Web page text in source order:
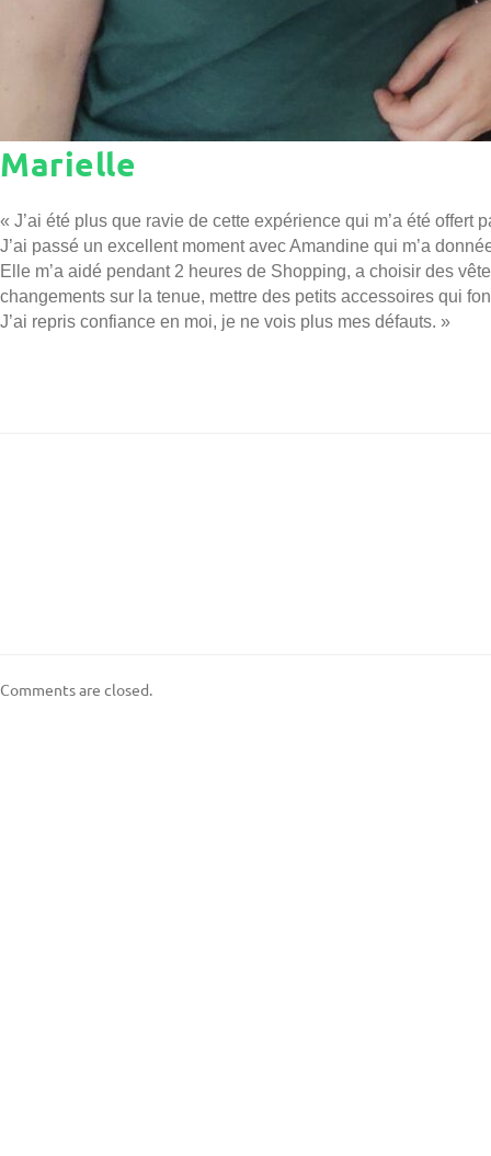
Marielle
« J’ai été plus que ravie de cette expérience qui m’a été
J’ai passé un excellent moment avec Amandine qui m’a
Elle m’a aidé pendant 2 heures de Shopping, a choisir des
changements sur la tenue, mettre des petits accessoires qui
J’ai repris confiance en moi, je ne vois plus mes défauts. »
Comments are closed.